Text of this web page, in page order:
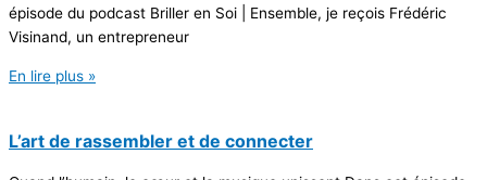
épisode du podcast Briller en Soi | Ensemble, je reçois Frédéric
Visinand, un entrepreneur
En lire plus »
L’art de rassembler et de connecter